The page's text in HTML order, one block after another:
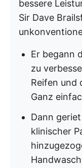
bessere
Sir Dave
Er begann
zu
Reifen und
Ganz
Dann
klinischer